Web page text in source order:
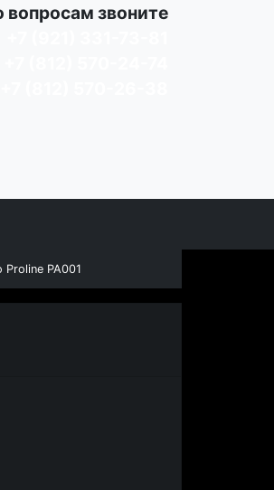
вопросам звоните
PA001